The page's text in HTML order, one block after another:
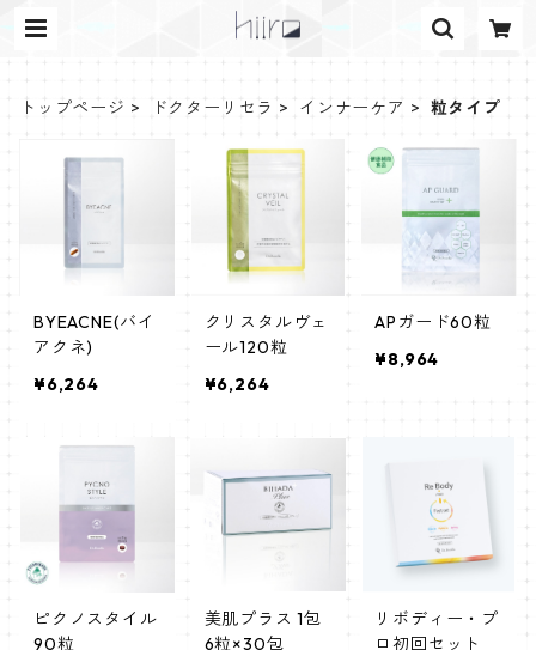
トップページ ドクターリセラ インナーケア 粒タイプ
BYEACNE(バイ
アクネ)
¥6,264
クリスタルヴェ
ール120粒
¥6,264
APガード60粒
¥8,964
ピクノスタイル
90粒
美肌プラス 1包
6粒×30包
リボディー・プ
ロ初回セット